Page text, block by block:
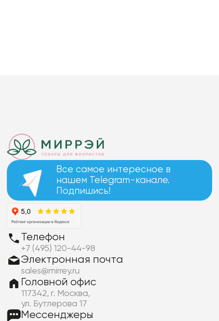
Все самое интересное в
нашем Telegram-канале.
Подпишись!
Телефон
+7 (495) 120-44-98
Электронная почта
sales@mirrey.ru
Головной офис
117342, г. Москва,
ул. Бутлерова 17
Мессенджеры